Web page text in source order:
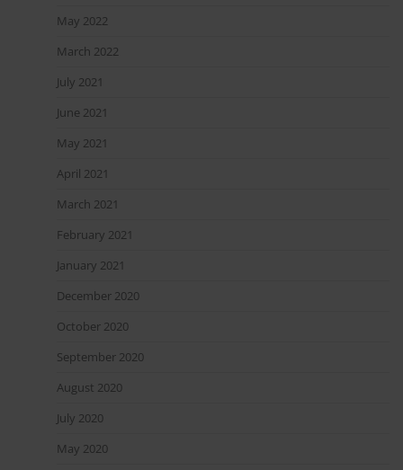
May 2022
March 2022
July 2021
June 2021
May 2021
April 2021
March 2021
February 2021
January 2021
December 2020
October 2020
September 2020
August 2020
July 2020
May 2020